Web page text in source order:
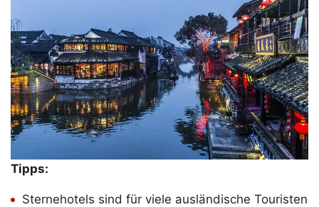
Tipps:
Sternehotels sind für viele ausländische Touristen